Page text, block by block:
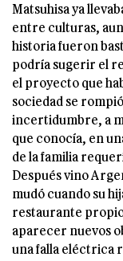
Matsuhisa ya
entre culturas,
historia fueron
podría sugerir el
el proyecto que
sociedad se
incertidumbre, a
que conocía, en
de la familia
Después vino
mudó cuando su
restaurante
aparecer nuevos
una falla eléctrica